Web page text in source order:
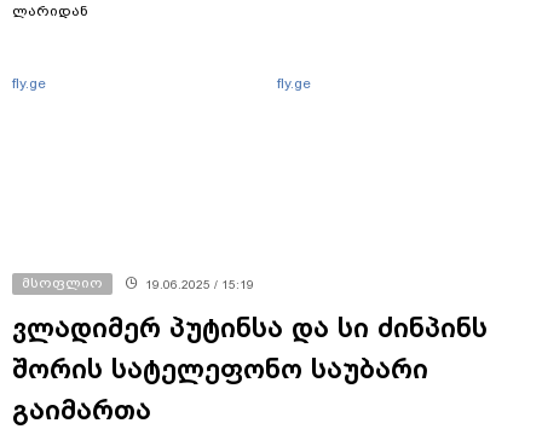
ლარიდან
fly.ge fly.ge
მსოფლიო 19.06.2025 / 15:19
ვლადიმერ პუტინსა და სი ძინპინს
შორის სატელეფონო საუბარი
გაიმართა